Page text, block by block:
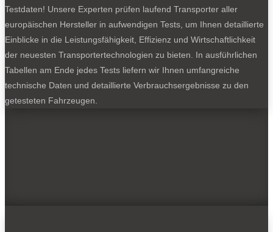
Der Ford Transit Connect PHEV unterscheidet sich allein durch
Testdaten! Unsere Experten prüfen laufend Transporter aller
europäischen Hersteller in aufwendigen Tests, um Ihnen detaillierte
Einblicke in die Leistungsfähigkeit, Effizienz und Wirtschaftlichkeit
der neuesten Transportertechnologien zu bieten. In ausführlichen
Tabellen am Ende jedes Tests liefern wir Ihnen umfangreiche
technische Daten und detaillierte Verbrauchsergebnisse zu den
getesteten Fahrzeugen.